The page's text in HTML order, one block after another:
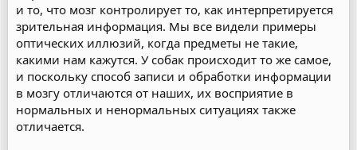
и то, что мозг контролирует то, как интерпретируется
зрительная информация. Мы все видели примеры
оптических иллюзий, когда предметы не такие,
какими нам кажутся. У собак происходит то же самое,
и поскольку способ записи и обработки информации
в мозгу отличаются от наших, их восприятие в
нормальных и ненормальных ситуациях также
отличается.